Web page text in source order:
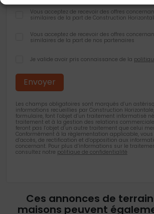
Vous acceptez de recevoir des offres
similaires de la part de Construction
Vous acceptez de recevoir des offres
similaires de la part de nos partenaires
Je valide avoir pris connaissance de la
Les champs obligatoires sont marqués d’un
informations recueillies par Construction
formulaire, font l’objet d’un traitement informatisé
traitement et à la gestion des relations
feront pas l’objet d’un autre traitement que celui
Conformément à la règlementation applicable, vous
d’accès, de rectification et d’opposition aux
concernant. Pour plus d’informations sur le
consultez notre politique de confidentialité
Ces annonces de
maisons peuvent